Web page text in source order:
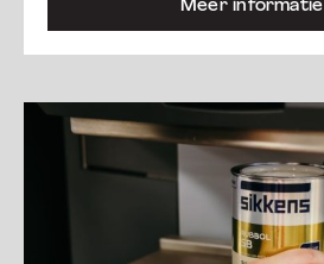
Meer informatie